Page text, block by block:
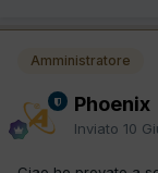
Amministratore
Phoenix
Inviato 10